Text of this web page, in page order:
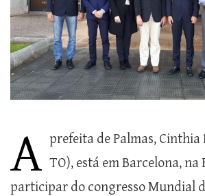
A prefeita de Palmas, Cinthia
TO), está em Barcelona, na
participar do congresso Mundial